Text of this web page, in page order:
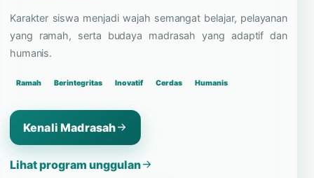
Karakter siswa menjadi wajah semangat belajar, pelayanan
yang ramah, serta budaya madrasah yang adaptif dan
humanis.
Ramah Berintegritas Inovatif Cerdas Humanis
Kenali Madrasah
Lihat program unggulan